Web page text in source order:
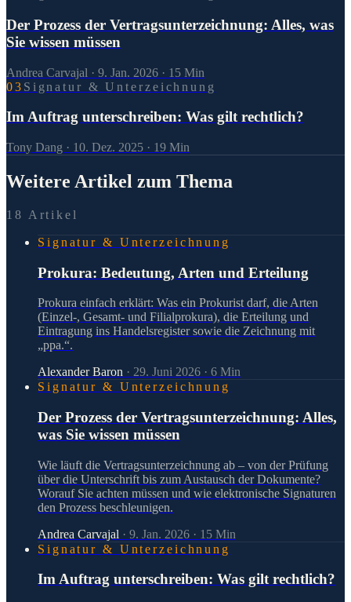
Der Prozess der Vertragsunterzeichnung: Alles, was
Sie wissen müssen
Andrea Carvajal · 9. Jan. 2026 · 15 Min
03 Signatur & Unterzeichnung
Im Auftrag unterschreiben: Was gilt rechtlich?
Tony Dang · 10. Dez. 2025 · 19 Min
Weitere Artikel zum Thema
18 Artikel
Signatur & Unterzeichnung
Prokura: Bedeutung, Arten und Erteilung
Prokura einfach erklärt: Was ein Prokurist darf, die Arten
(Einzel-, Gesamt- und Filialprokura), die Erteilung und
Eintragung ins Handelsregister sowie die Zeichnung mit
„ppa.“.
Alexander Baron · 29. Juni 2026 · 6 Min
Signatur & Unterzeichnung
Der Prozess der Vertragsunterzeichnung: Alles,
was Sie wissen müssen
Wie läuft die Vertragsunterzeichnung ab – von der Prüfung
über die Unterschrift bis zum Austausch der Dokumente?
Worauf Sie achten müssen und wie elektronische Signaturen
den Prozess beschleunigen.
Andrea Carvajal · 9. Jan. 2026 · 15 Min
Signatur & Unterzeichnung
Im Auftrag unterschreiben: Was gilt rechtlich?